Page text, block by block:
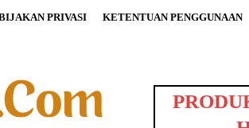
PRIVASI KETENTUAN PENGGUNAAN